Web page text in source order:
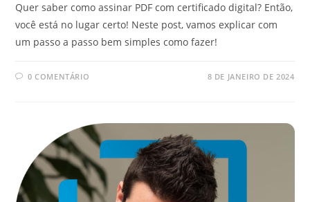
Quer saber como assinar PDF com certificado digital? Então,
você está no lugar certo! Neste post, vamos explicar com
um passo a passo bem simples como fazer!
0 COMENTÁRIO 8 DE JANEIRO DE 2024